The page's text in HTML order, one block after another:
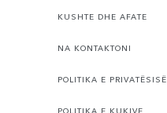
KUSHTE DHE AFATE
NA KONTAKTONI
POLITIKA E PRIVATËSISË
POLITIKA E KUKIVE